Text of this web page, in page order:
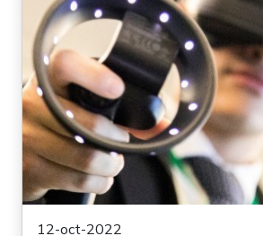
12-oct-2022